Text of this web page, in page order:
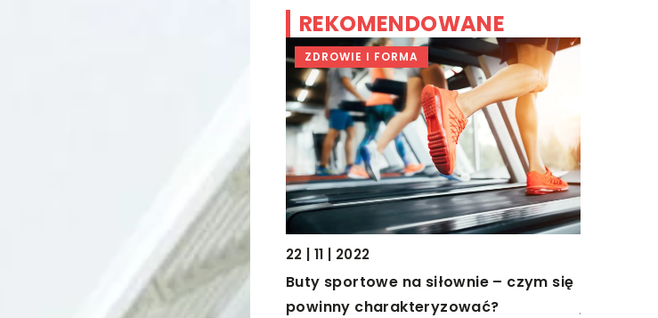
REKOMENDOWANE
Najlepsze gadżety dla motocyklistów
ZDROWIE I FORMA
22 | 11 | 2022
Buty sportowe na siłownie – czym się
powinny charakteryzować?